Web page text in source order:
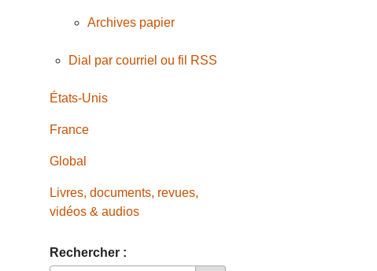
Archives papier
Dial par courriel ou fil RSS
États-Unis
France
Global
Livres, documents, revues,
vidéos & audios
Rechercher :